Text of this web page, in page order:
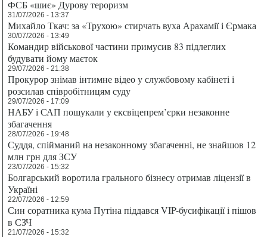
ФСБ «шиє» Дурову тероризм
31/07/2026 - 13:37
Михайло Ткач: за «Трухою» стирчать вуха Арахамії і Єрмака
30/07/2026 - 13:49
Командир військової частини примусив 83 підлеглих
будувати йому маєток
29/07/2026 - 21:38
Прокурор знімав інтимне відео у службовому кабінеті і
розсилав співробітницям суду
29/07/2026 - 17:09
НАБУ і САП пошукали у ексвіцепрем’єрки незаконне
збагачення
28/07/2026 - 19:48
Суддя, спійманий на незаконному збагаченні, не знайшов 12
млн грн для ЗСУ
23/07/2026 - 15:32
Болгарський воротила грального бізнесу отримав ліцензії в
Україні
22/07/2026 - 12:59
Син соратника кума Путіна піддався VIP-бусифікації і пішов
в СЗЧ
21/07/2026 - 15:32